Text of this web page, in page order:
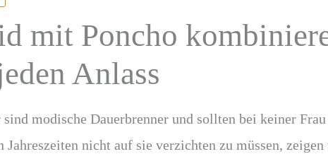
mit Poncho
Anlass
modische Dauerbrenner und sollten bei keiner
Jahreszeiten nicht auf sie verzichten zu müssen,